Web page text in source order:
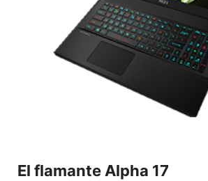
El flamante Alpha 17